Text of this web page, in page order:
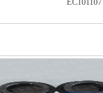
EC101107